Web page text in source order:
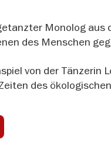
Monolog aus
des Menschen
von der
des